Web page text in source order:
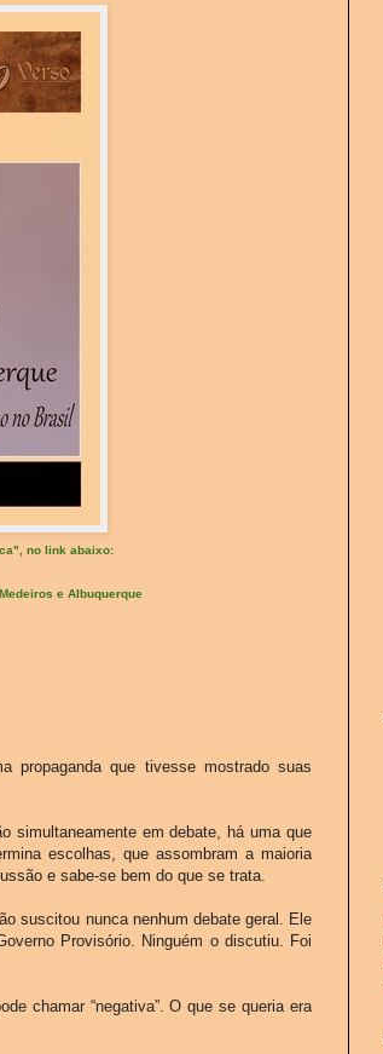
no link abaixo:
e Albuquerque
propaganda que tivesse mostrado suas
simultaneamente em debate, há uma que
escolhas, que assombram a maioria
e sabe-se bem do que se trata.
suscitou nunca nenhum debate geral. Ele
Provisório. Ninguém o discutiu. Foi
chamar “negativa”. O que se queria era